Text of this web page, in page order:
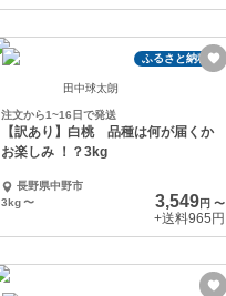
ふるさと納税可
田中球太朗
注文から1~16日で発送
【訳あり】白桃 品種は何が届くか
お楽しみ ！？3kg
長野県中野市
3kg 〜 3,549円〜
+送料965円